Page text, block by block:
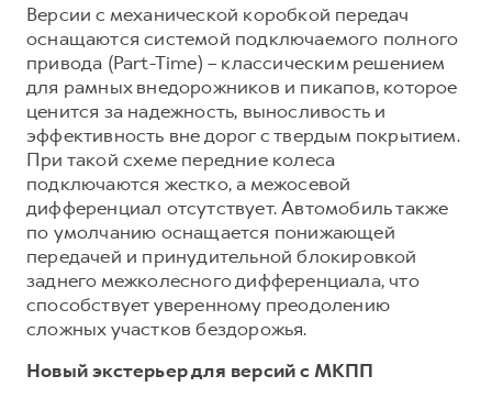
Версии с механической коробкой передач
оснащаются системой подключаемого полного
привода (Part-Time) – классическим решением
для рамных внедорожников и пикапов, которое
ценится за надежность, выносливость и
эффективность вне дорог с твердым покрытием.
При такой схеме передние колеса
подключаются жестко, а межосевой
дифференциал отсутствует. Автомобиль также
по умолчанию оснащается понижающей
передачей и принудительной блокировкой
заднего межколесного дифференциала, что
способствует уверенному преодолению
сложных участков бездорожья.
Новый экстерьер для версий с МКПП